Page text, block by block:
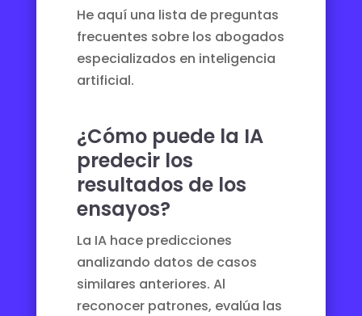
He aquí una lista de preguntas
frecuentes sobre los abogados
especializados en inteligencia
artificial.
¿Cómo puede la IA
predecir los
resultados de los
ensayos?
La IA hace predicciones
analizando datos de casos
similares anteriores. Al
reconocer patrones, evalúa las